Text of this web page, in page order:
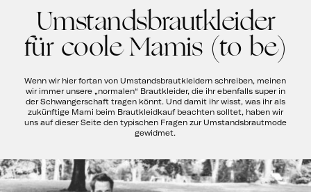
Umstandsbrautkleider
für coole Mamis (to be)
Wenn wir hier fortan von Umstandsbrautkleidern schreiben, meinen
wir immer unsere „normalen“ Brautkleider, die ihr ebenfalls super in
der Schwangerschaft tragen könnt. Und damit ihr wisst, was ihr als
zukünftige Mami beim Brautkleidkauf beachten solltet, haben wir
uns auf dieser Seite den typischen Fragen zur Umstandsbrautmode
gewidmet.